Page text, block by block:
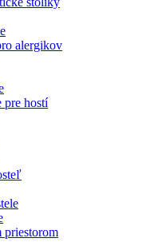
alergikov
pre hostí
priestorom